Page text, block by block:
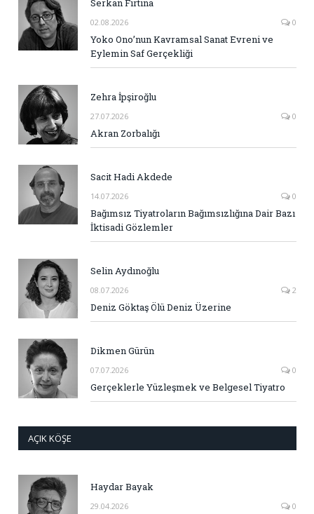
Serkan Fırtına
02.08.2026 0
Yoko Ono’nun Kavramsal Sanat Evreni ve
Eylemin Saf Gerçekliği
Zehra İpşiroğlu
27.07.2026 0
Akran Zorbalığı
Sacit Hadi Akdede
14.07.2026 0
Bağımsız Tiyatroların Bağımsızlığına Dair Bazı
İktisadi Gözlemler
Selin Aydınoğlu
08.07.2026 2
Deniz Göktaş Ölü Deniz Üzerine
Dikmen Gürün
07.07.2026 0
Gerçeklerle Yüzleşmek ve Belgesel Tiyatro
AÇIK KÖŞE
Haydar Bayak
29.04.2026 0